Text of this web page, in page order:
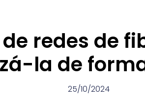
redes de
la de
25/10/2024